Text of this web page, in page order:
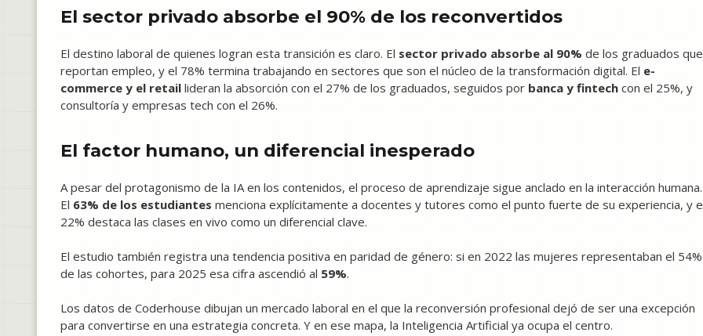
El sector privado absorbe el 90% de los reconvertidos
El destino laboral de quienes logran esta transición es claro. El sector privado absorbe al 90% de los graduados que
reportan empleo, y el 78% termina trabajando en sectores que son el núcleo de la transformación digital. El e-
commerce y el retail lideran la absorción con el 27% de los graduados, seguidos por banca y fintech con el 25%, y
consultoría y empresas tech con el 26%.
El factor humano, un diferencial inesperado
A pesar del protagonismo de la IA en los contenidos, el proceso de aprendizaje sigue anclado en la interacción humana.
El 63% de los estudiantes menciona explícitamente a docentes y tutores como el punto fuerte de su experiencia, y
22% destaca las clases en vivo como un diferencial clave.
El estudio también registra una tendencia positiva en paridad de género: si en 2022 las mujeres representaban el 54%
de las cohortes, para 2025 esa cifra ascendió al 59%.
Los datos de Coderhouse dibujan un mercado laboral en el que la reconversión profesional dejó de ser una excepción
para convertirse en una estrategia concreta. Y en ese mapa, la Inteligencia Artificial ya ocupa el centro.